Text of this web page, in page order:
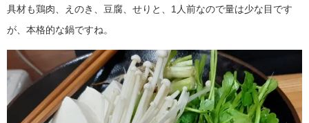
具材も鶏肉、えのき、豆腐、せりと、1人前なので量は少な目です
が、本格的な鍋ですね。